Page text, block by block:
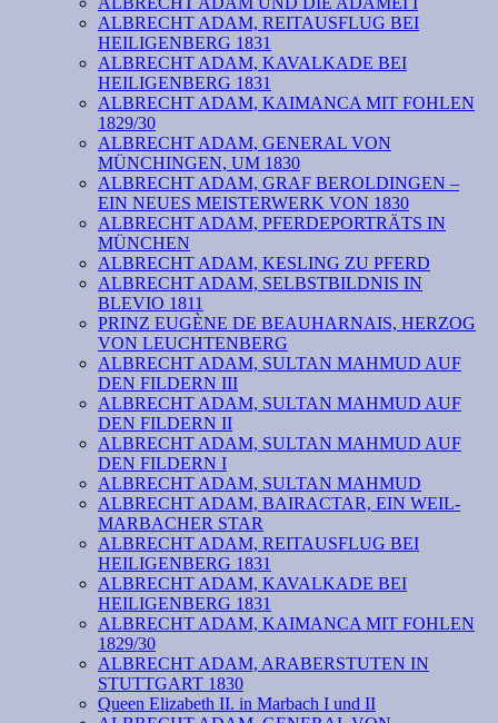
ALBRECHT ADAM, REITAUSFLUG BEI
HEILIGENBERG 1831
ALBRECHT ADAM, KAVALKADE BEI
HEILIGENBERG 1831
ALBRECHT ADAM, KAIMANCA MIT FOHLEN
1829/30
ALBRECHT ADAM, GENERAL VON
MÜNCHINGEN, UM 1830
ALBRECHT ADAM, GRAF BEROLDINGEN –
EIN NEUES MEISTERWERK VON 1830
ALBRECHT ADAM, PFERDEPORTRÄTS IN
MÜNCHEN
ALBRECHT ADAM, KESLING ZU PFERD
ALBRECHT ADAM, SELBSTBILDNIS IN
BLEVIO 1811
PRINZ EUGÈNE DE BEAUHARNAIS, HERZOG
VON LEUCHTENBERG
ALBRECHT ADAM, SULTAN MAHMUD AUF
DEN FILDERN III
ALBRECHT ADAM, SULTAN MAHMUD AUF
DEN FILDERN II
ALBRECHT ADAM, SULTAN MAHMUD AUF
DEN FILDERN I
ALBRECHT ADAM, SULTAN MAHMUD
ALBRECHT ADAM, BAIRACTAR, EIN WEIL-
MARBACHER STAR
ALBRECHT ADAM, REITAUSFLUG BEI
HEILIGENBERG 1831
ALBRECHT ADAM, KAVALKADE BEI
HEILIGENBERG 1831
ALBRECHT ADAM, KAIMANCA MIT FOHLEN
1829/30
ALBRECHT ADAM, ARABERSTUTEN IN
STUTTGART 1830
Queen Elizabeth II. in Marbach I und II